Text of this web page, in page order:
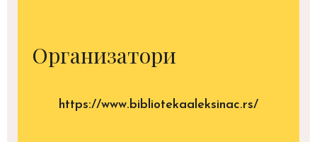
Организатори
https://www.bibliotekaaleksinac.rs/